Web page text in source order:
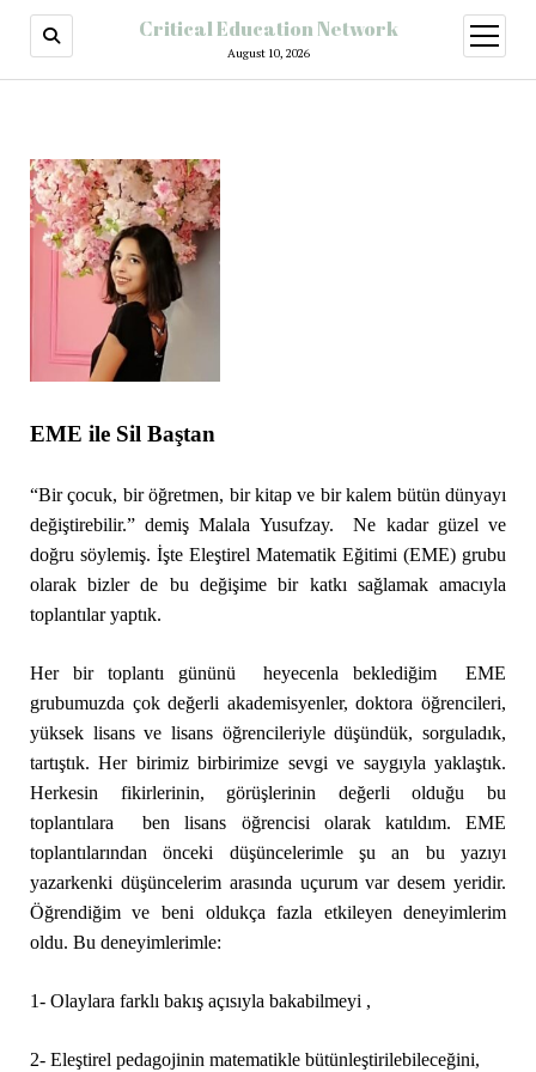
Critical Education Network
August 10, 2026
EME ile Sil Baştan
“Bir çocuk, bir öğretmen, bir kitap ve bir kalem bütün dünyayı
değiştirebilir.” demiş Malala Yusufzay. Ne kadar güzel ve
doğru söylemiş. İşte Eleştirel Matematik Eğitimi (EME) grubu
olarak bizler de bu değişime bir katkı sağlamak amacıyla
toplantılar yaptık.
Her bir toplantı gününü heyecenla beklediğim EME
grubumuzda çok değerli akademisyenler, doktora öğrencileri,
yüksek lisans ve lisans öğrencileriyle düşündük, sorguladık,
tartıştık. Her birimiz birbirimize sevgi ve saygıyla yaklaştık.
Herkesin fikirlerinin, görüşlerinin değerli olduğu bu
toplantılara ben lisans öğrencisi olarak katıldım. EME
toplantılarından önceki düşüncelerimle şu an bu yazıyı
yazarkenki düşüncelerim arasında uçurum var desem yeridir.
Öğrendiğim ve beni oldukça fazla etkileyen deneyimlerim
oldu. Bu deneyimlerimle:
1- Olaylara farklı bakış açısıyla bakabilmeyi ,
2- Eleştirel pedagojinin matematikle bütünleştirilebileceğini,